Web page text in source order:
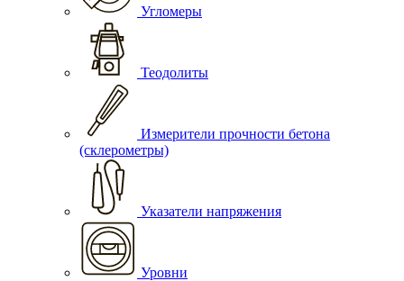
Угломеры
Теодолиты
Измерители прочности бетона
(склерометры)
Указатели напряжения
Уровни